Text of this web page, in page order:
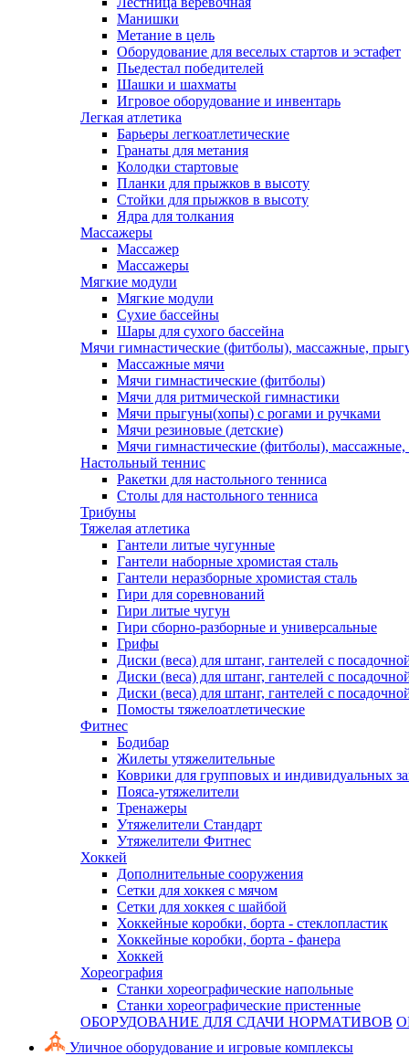
Манишки
Метание в цель
Оборудование для веселых стартов и эстафет
Пьедестал победителей
Шашки и шахматы
Игровое оборудование и инвентарь
Легкая атлетика
Барьеры легкоатлетические
Гранаты для метания
Колодки стартовые
Планки для прыжков в высоту
Стойки для прыжков в высоту
Ядра для толкания
Массажеры
Массажер
Массажеры
Мягкие модули
Мягкие модули
Сухие бассейны
Шары для сухого бассейна
Мячи гимнастические (фитболы), массажные,
Массажные мячи
Мячи гимнастические (фитболы)
Мячи для ритмической гимнастики
Мячи прыгуны(хопы) с рогами и ручками
Мячи резиновые (детские)
Мячи гимнастические (фитболы),
Настольный теннис
Ракетки для настольного тенниса
Столы для настольного тенниса
Трибуны
Тяжелая атлетика
Гантели литые чугунные
Гантели наборные хромистая сталь
Гантели неразборные хромистая сталь
Гири для соревнований
Гири литые чугун
Гири сборно-разборные и универсальные
Грифы
Диски (веса) для штанг, гантелей с
Диски (веса) для штанг, гантелей с
Диски (веса) для штанг, гантелей с
Помосты тяжелоатлетические
Фитнес
Бодибар
Жилеты утяжелительные
Коврики для групповых и индивидуальных
Пояса-утяжелители
Тренажеры
Утяжелители Стандарт
Утяжелители Фитнес
Хоккей
Дополнительные сооружения
Сетки для хоккея с мячом
Сетки для хоккея с шайбой
Хоккейные коробки, борта - стеклопластик
Хоккейные коробки, борта - фанера
Хоккей
Хореография
Станки хореографические напольные
Станки хореографические пристенные
ОБОРУДОВАНИЕ ДЛЯ СДАЧИ НОРМАТИВОВ
Уличное оборудование и игровые комплексы